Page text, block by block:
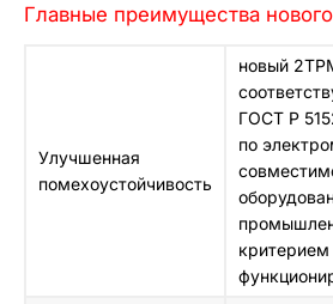
Главные преимущества
Улучшенная
помехоустойчивость
новый
ГОСТ Р
по
критерием